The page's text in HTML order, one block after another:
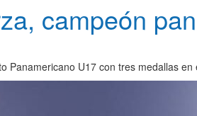
campeón
Panamericano U17 con tres medallas